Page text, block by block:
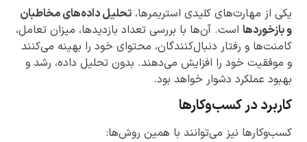
یکی از مهارت‌های کلیدی استریمرها، تحلیل داده‌های مخاطبان
و بازخوردها است. آن‌ها با بررسی تعداد بازدیدها، میزان تعامل،
کامنت‌ها و رفتار دنبال‌کنندگان، محتوای خود را بهینه می‌کنند
و موفقیت خود را افزایش می‌دهند. بدون تحلیل داده، رشد و
بهبود عملکرد دشوار خواهد بود.
کاربرد در کسب‌وکارها
کسب‌وکارها نیز می‌توانند با همین روش‌ها: